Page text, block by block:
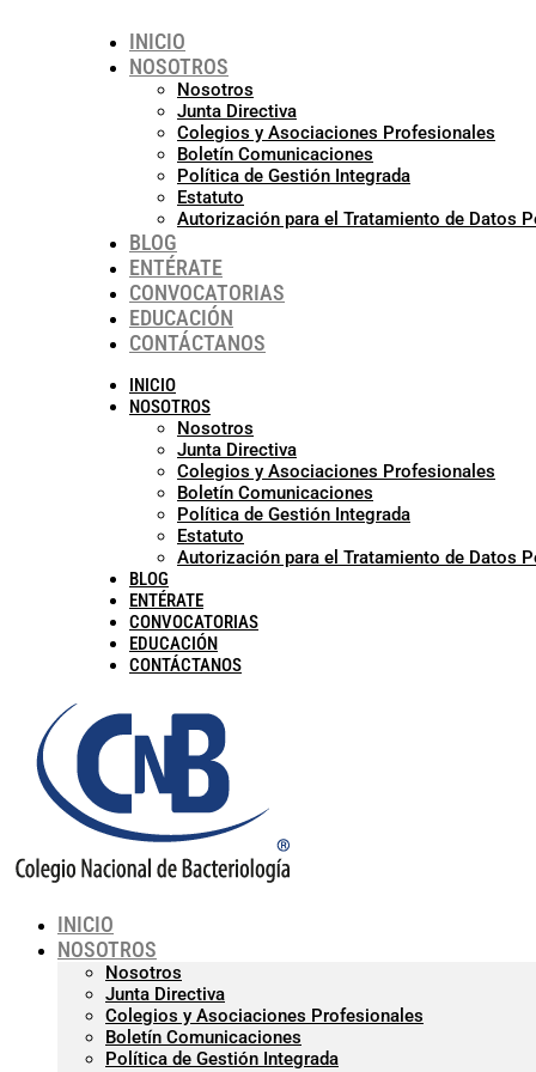
INICIO
NOSOTROS
Nosotros
Junta Directiva
Colegios y Asociaciones Profesionales
Boletín Comunicaciones
Política de Gestión Integrada
Estatuto
Autorización para el Tratamiento de Datos
BLOG
ENTÉRATE
CONVOCATORIAS
EDUCACIÓN
CONTÁCTANOS
INICIO
NOSOTROS
Nosotros
Junta Directiva
Colegios y Asociaciones Profesionales
Boletín Comunicaciones
Política de Gestión Integrada
Estatuto
Autorización para el Tratamiento de Datos
BLOG
ENTÉRATE
CONVOCATORIAS
EDUCACIÓN
CONTÁCTANOS
INICIO
NOSOTROS
Nosotros
Junta Directiva
Colegios y Asociaciones Profesionales
Boletín Comunicaciones
Política de Gestión Integrada